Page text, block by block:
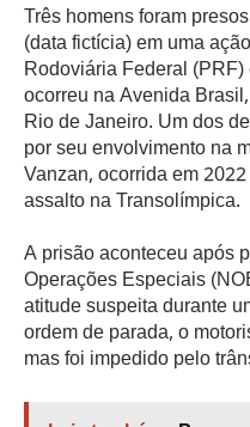
Três homens foram
(data fictícia) em uma
Rodoviária Federal
ocorreu na Avenida
Rio de Janeiro. Um dos
por seu envolvimento na
Vanzan, ocorrida em
assalto na Transolímpica.
A prisão aconteceu após
Operações Especiais
atitude suspeita durante
ordem de parada, o
mas foi impedido pelo